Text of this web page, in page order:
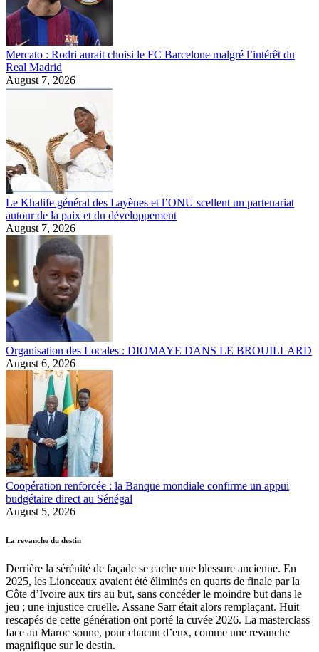
Mercato : Rodri aurait choisi le FC Barcelone malgré l’intérêt du
Real Madrid
August 7, 2026
Le Khalife général des Layènes et l’ONU scellent un partenariat
autour de la paix et du développement
August 7, 2026
Organisation des Locales : DIOMAYE DANS LE BROUILLARD
August 6, 2026
Coopération renforcée : la Banque mondiale confirme un appui
budgétaire direct au Sénégal
August 5, 2026
La revanche du destin
Derrière la sérénité de façade se cache une blessure ancienne. En
2025, les Lionceaux avaient été éliminés en quarts de finale par la
Côte d’Ivoire aux tirs au but, sans concéder le moindre but dans le
jeu ; une injustice cruelle. Assane Sarr était alors remplaçant. Huit
rescapés de cette génération ont porté la cuvée 2026. La masterclass
face au Maroc sonne, pour chacun d’eux, comme une revanche
magnifique sur le destin.